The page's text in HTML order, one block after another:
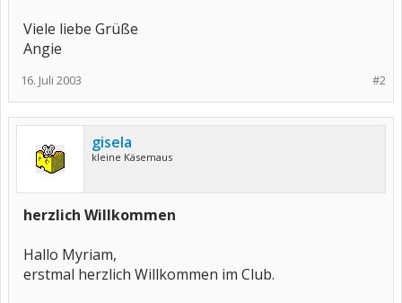
Viele liebe Grüße
Angie
#2
16. Juli 2003
gisela
kleine Käsemaus
herzlich Willkommen
Hallo Myriam,
erstmal herzlich Willkommen im Club.